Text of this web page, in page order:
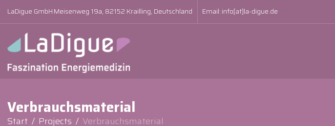
LaDigue GmbHMeisenweg 19a, 82152 Krailling, Deutschland Email:info[at]la-digue.de
Verbrauchsmaterial
Start / Projects / Verbrauchsmaterial